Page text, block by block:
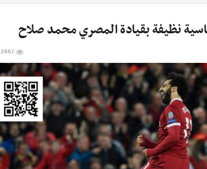
نظيفة بقيادة المصري محمد صلاح
2867 مشاهدة